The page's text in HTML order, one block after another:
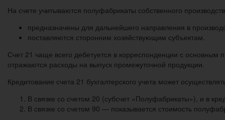
На счете учитываются полуфабрикаты собственного
предназначены для дальнейшего направления в
поставляются сторонним хозяйствующим субъектам.
Счет 21 чаще всего дебетуется в корреспонденции с
отражаются расходы на выпуск промежуточной продукции.
Кредитование счета 21 бухгалтерского учета может
В связке со счетом 20 (субсчет «Полуфабрикаты»), и в
В связке со счетом 90 — показывается стоимость